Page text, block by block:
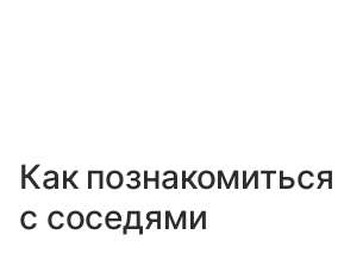
Как познакомиться
с соседями